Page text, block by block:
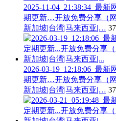
2025-11-04_21:38:34_最
期更新…开放免费分享（
新加坡|台湾|马来西亚|…
2026-03-19_12:18:06_最
期更新…开放免费分享（
新加坡|台湾|马来西亚|…